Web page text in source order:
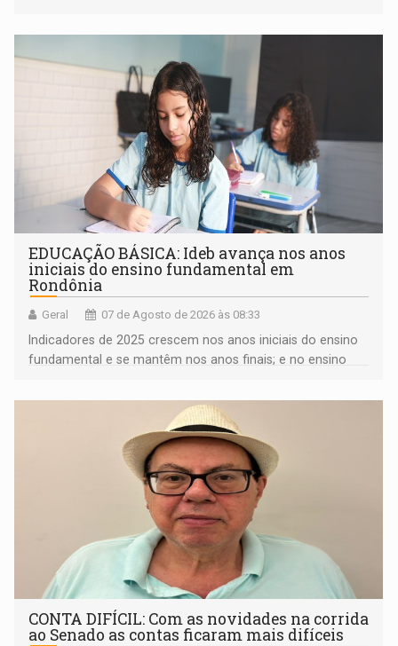
EDUCAÇÃO BÁSICA: Ideb avança nos anos
iniciais do ensino fundamental em
Rondônia
Geral 07 de Agosto de 2026 às 08:33
Indicadores de 2025 crescem nos anos iniciais do ensino
fundamental e se mantêm nos anos finais; e no ensino
CONTA DIFÍCIL: Com as novidades na corrida
ao Senado as contas ficaram mais difíceis